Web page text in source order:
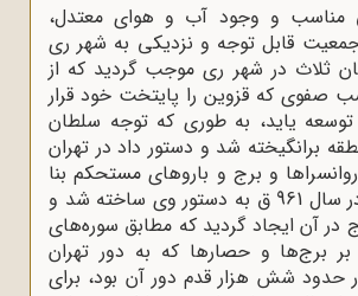
مناسب و وجود آب و هوای معتدل،
قابل توجه و نزدیکی به شهر ری
ثلاث در شهر ری موجب گردید که از
صفوی که قزوین را پایتخت خود قرار
توسعه یاید، به ‌طوری که توجه سلطان‌
برانگیخته شد و دستور داد در تهران
و برج‌ و باروهای مستحکم بنا
کنند. این بنا‌ها در سال 961 ق به دستور وی ساخته شد و
در آن ایجاد گردید که مطابق سوره‌های
بر برج‌ها و حصارها که به دور تهران
حدود شش هزار قدم دور آن بود، برای